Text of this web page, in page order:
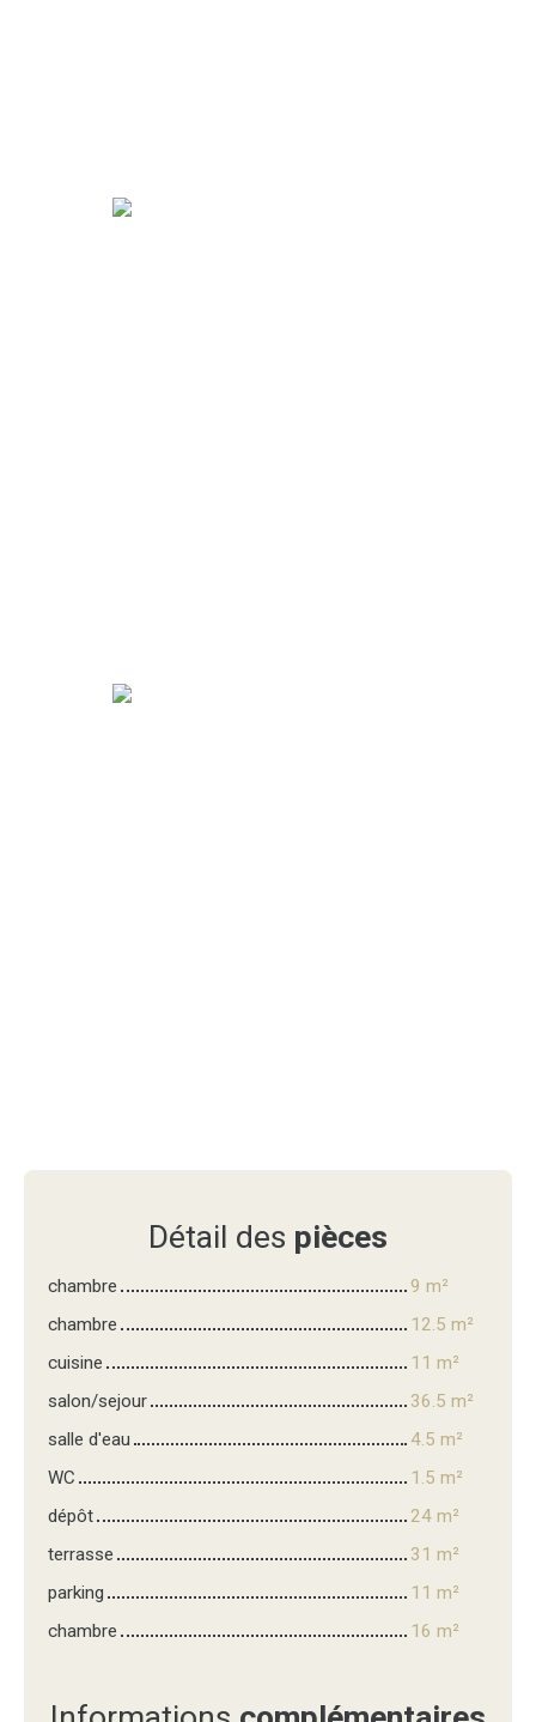
Détail des pièces
chambre
9 m²
chambre
12.5 m²
cuisine
11 m²
salon/sejour
36.5 m²
salle d'eau
4.5 m²
WC
1.5 m²
dépôt
24 m²
terrasse
31 m²
parking
11 m²
chambre
16 m²